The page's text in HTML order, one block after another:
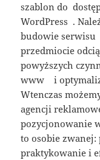
szablon do
WordPress .
budowie
przedmiocie
powyższych
www i
Wtenczas
agencji
pozycjonowanie
to osobie
praktykowanie i